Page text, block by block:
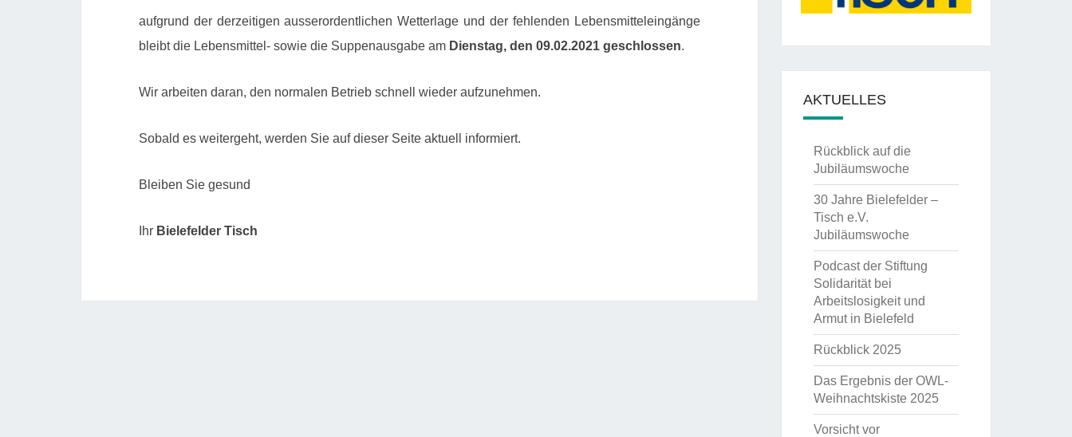
aufgrund der derzeitigen ausserordentlichen Wetterlage und der fehlenden Lebensmitteleingänge
bleibt die Lebensmittel- sowie die Suppenausgabe am Dienstag, den 09.02.2021 geschlossen.
Wir arbeiten daran, den normalen Betrieb schnell wieder aufzunehmen.
Sobald es weitergeht, werden Sie auf dieser Seite aktuell informiert.
Bleiben Sie gesund
Ihr Bielefelder Tisch
AKTUELLES
Rückblick auf die
Jubiläumswoche
30 Jahre Bielefelder –
Tisch e.V.
Jubiläumswoche
Podcast der Stiftung
Solidarität bei
Arbeitslosigkeit und
Armut in Bielefeld
Rückblick 2025
Das Ergebnis der OWL-
Weihnachtskiste 2025
Vorsicht vor